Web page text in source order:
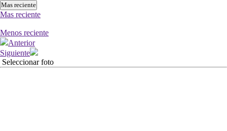
Mas reciente
Mas reciente
Menos reciente
Anterior
Siguiente
Seleccionar foto